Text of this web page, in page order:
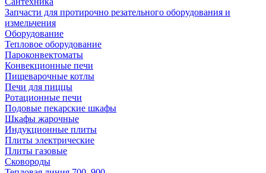
Запчасти для протирочно резательного оборудования и
измельчения
Оборудование
Тепловое оборудование
Пароконвектоматы
Конвекционные печи
Пищеварочные котлы
Печи для пиццы
Ротационные печи
Подовые пекарские шкафы
Шкафы жарочные
Индукционные плиты
Плиты электрические
Плиты газовые
Сковороды